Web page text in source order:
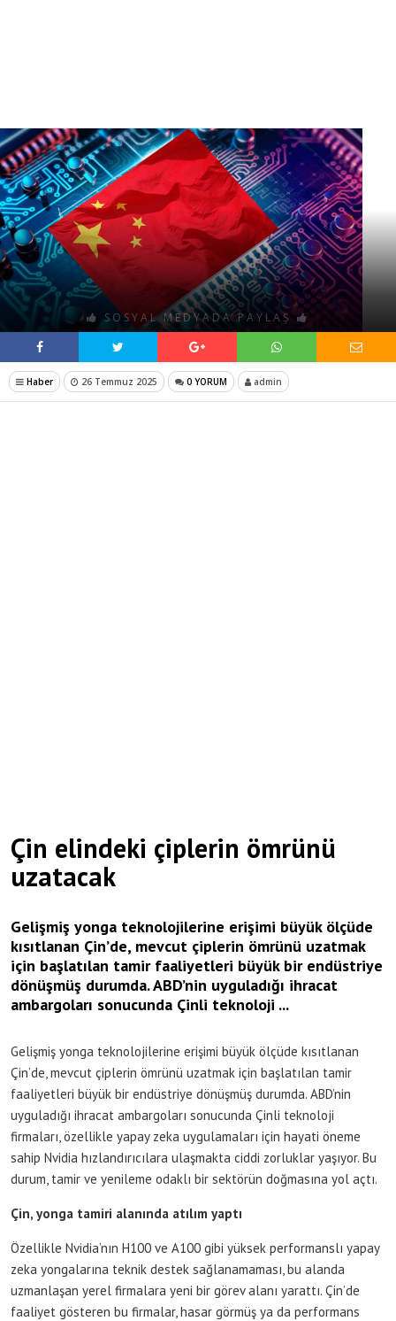
SOSYAL MEDYADA PAYLAŞ
Haber 26 Temmuz 2025 0 YORUM admin
Çin elindeki çiplerin ömrünü
uzatacak
Gelişmiş yonga teknolojilerine erişimi büyük ölçüde
kısıtlanan Çin’de, mevcut çiplerin ömrünü uzatmak
için başlatılan tamir faaliyetleri büyük bir endüstriye
dönüşmüş durumda. ABD’nin uyguladığı ihracat
ambargoları sonucunda Çinli teknoloji ...
Gelişmiş yonga teknolojilerine erişimi büyük ölçüde kısıtlanan
Çin’de, mevcut çiplerin ömrünü uzatmak için başlatılan tamir
faaliyetleri büyük bir endüstriye dönüşmüş durumda. ABD’nin
uyguladığı ihracat ambargoları sonucunda Çinli teknoloji
firmaları, özellikle yapay zeka uygulamaları için hayati öneme
sahip Nvidia hızlandırıcılara ulaşmakta ciddi zorluklar yaşıyor. Bu
durum, tamir ve yenileme odaklı bir sektörün doğmasına yol açtı.
Çin, yonga tamiri alanında atılım yaptı
Özellikle Nvidia’nın H100 ve A100 gibi yüksek performanslı yapay
zeka yongalarına teknik destek sağlanamaması, bu alanda
uzmanlaşan yerel firmalara yeni bir görev alanı yarattı. Çin’de
faaliyet gösteren bu firmalar, hasar görmüş ya da performans